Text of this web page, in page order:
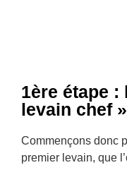
1ère étape
levain chef »
Commençons donc
premier levain, que